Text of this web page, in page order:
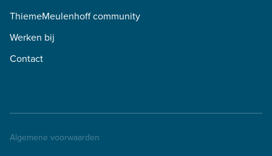
ThiemeMeulenhoff community
Werken bij
Contact
Algemene voorwaarden